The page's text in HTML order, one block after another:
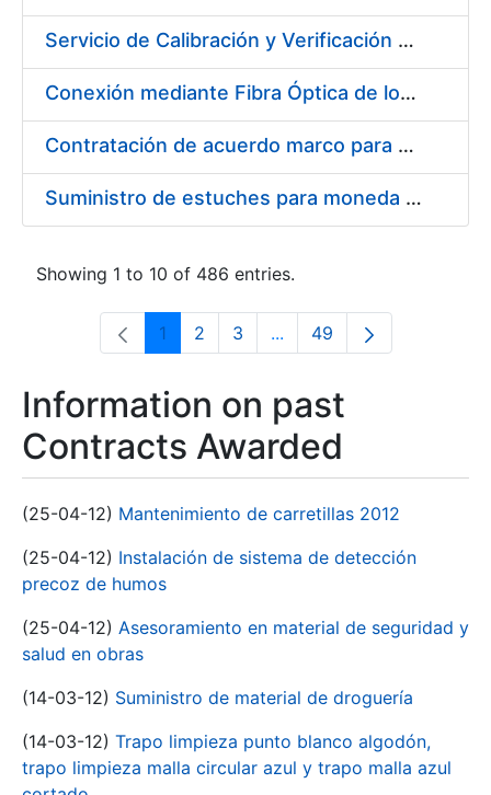
Servicio de Calibración y Verificación Externa de los Equipos de Medición del Servicio de Prevención de la FNMT-RCM
Conexión mediante Fibra Óptica de los Centros de Proceso de Datos (CPDs) de las sedes de la FNMT-RCM de Burgos y Madrid
Contratación de acuerdo marco para el Suministro de Material de Electricidad para la Fábrica Nacional de Moneda y Timbre-Real Casa de la Moneda en su centro de trabajo de Burgos
Suministro de estuches para moneda de 30 €
Showing 1 to 10 of 486 entries.
Page
1 Page
2 Page
3 ...Intermediate Pages Use
Page
49
Information on past
Contracts Awarded
(25-04-12) Mantenimiento de carretillas 2012
(25-04-12) Instalación de sistema de detección
precoz de humos
(25-04-12) Asesoramiento en material de seguridad y
salud en obras
(14-03-12) Suministro de material de droguería
(14-03-12) Trapo limpieza punto blanco algodón,
trapo limpieza malla circular azul y trapo malla azul